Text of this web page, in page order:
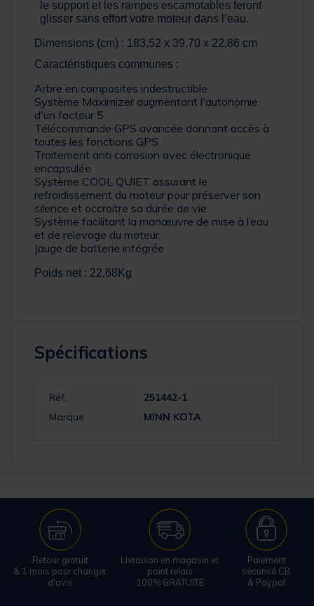
le support et les rampes escamotables feront
glisser sans effort votre moteur dans l’eau.
Dimensions (cm) : 183,52 x 39,70 x 22,86 cm
Caractéristiques communes :
Arbre en composites indestructible
Système Maximizer augmentant l'autonomie
d'un facteur 5
Télécommande GPS avancée donnant accès à
toutes les fonctions GPS
Traitement anti corrosion avec électronique
encapsulée
Système COOL QUIET assurant le
refroidissement du moteur pour préserver son
silence et accroitre sa durée de vie
Système facilitant la manœuvre de mise à l‘eau
et de relevage du moteur.
Jauge de batterie intégrée
Poids net : 22,68Kg
Spécifications
Réf.
251442-1
Marque
MINN KOTA
Retour gratuit
& 1 mois pour changer
d'avis
Livraison en magasin et
point relais
100% GRATUITE
Paiement
sécurisé CB
& Paypal